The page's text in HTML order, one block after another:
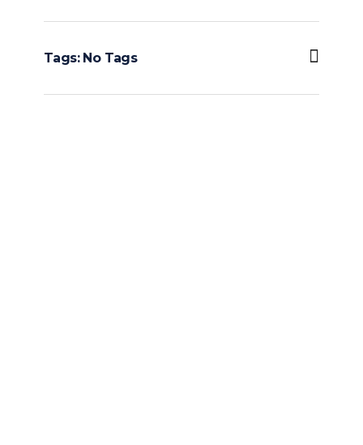
Tags: No Tags